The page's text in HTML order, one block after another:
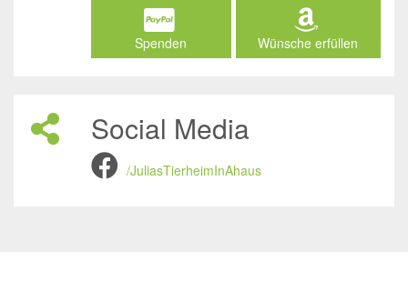
Spenden Wünsche erfüllen
Social Media
/JuliasTierheimInAhaus